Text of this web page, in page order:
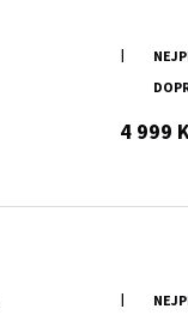
Kožená
4 999